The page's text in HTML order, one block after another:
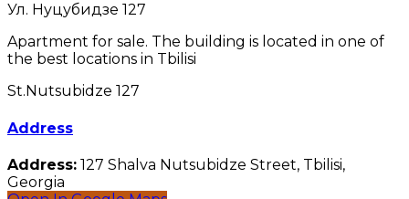
Ул. Нуцубидзе 127
Apartment for sale. The building is located in one of
the best locations in Tbilisi
St.Nutsubidze 127
Address
Address: 127 Shalva Nutsubidze Street, Tbilisi,
Georgia